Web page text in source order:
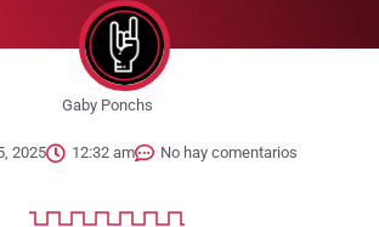
Gaby Ponchs
2025 12:32 am No hay comentarios